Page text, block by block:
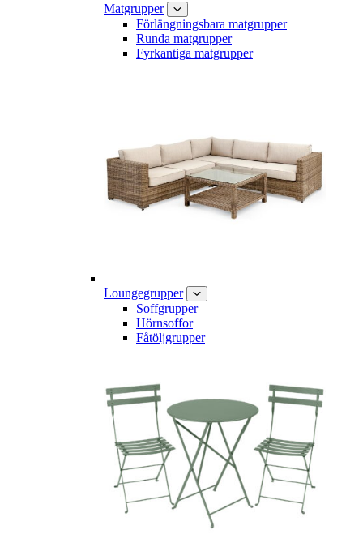
Matgrupper
Förlängningsbara matgrupper
Runda matgrupper
Fyrkantiga matgrupper
Loungegrupper
Soffgrupper
Hörnsoffor
Fåtöljgrupper